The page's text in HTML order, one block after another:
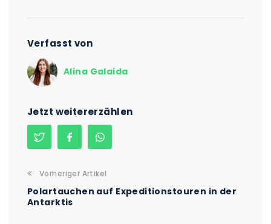
Verfasst von
Alina Galaida
Jetzt weitererzählen
Vorheriger Artikel
Polartauchen auf Expeditionstouren in der
Antarktis